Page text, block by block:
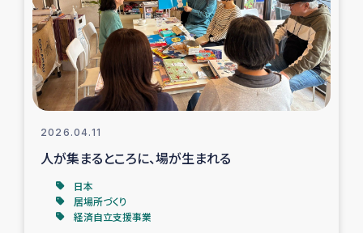
ふりかけ普及と食生活改善による栄養改善事業
フェアトレード事業
緊急支援事業
女性の生計向上を通じた子どもの栄養改善事業
2026.04.11
人が集まるところに、場が生まれる
日本
居場所づくり
経済自立支援事業